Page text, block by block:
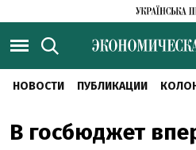
НОВОСТИ ПУБЛИКАЦИИ
В госбюджет